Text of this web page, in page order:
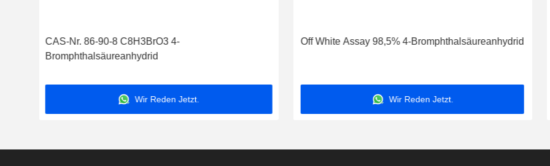
CAS-Nr. 86-90-8 C8H3BrO3 4-
Bromphthalsäureanhydrid
Wir Reden Jetzt.
Off White Assay 98,5% 4-Bromphthalsäureanhydrid
Wir Reden Jetzt.